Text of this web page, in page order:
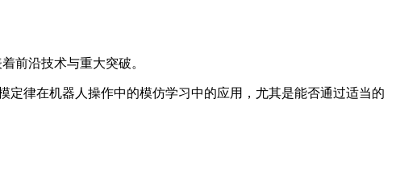
前沿技术与重大突破。
定律在机器人操作中的模仿学习中的应用，尤其是能否通过适当的